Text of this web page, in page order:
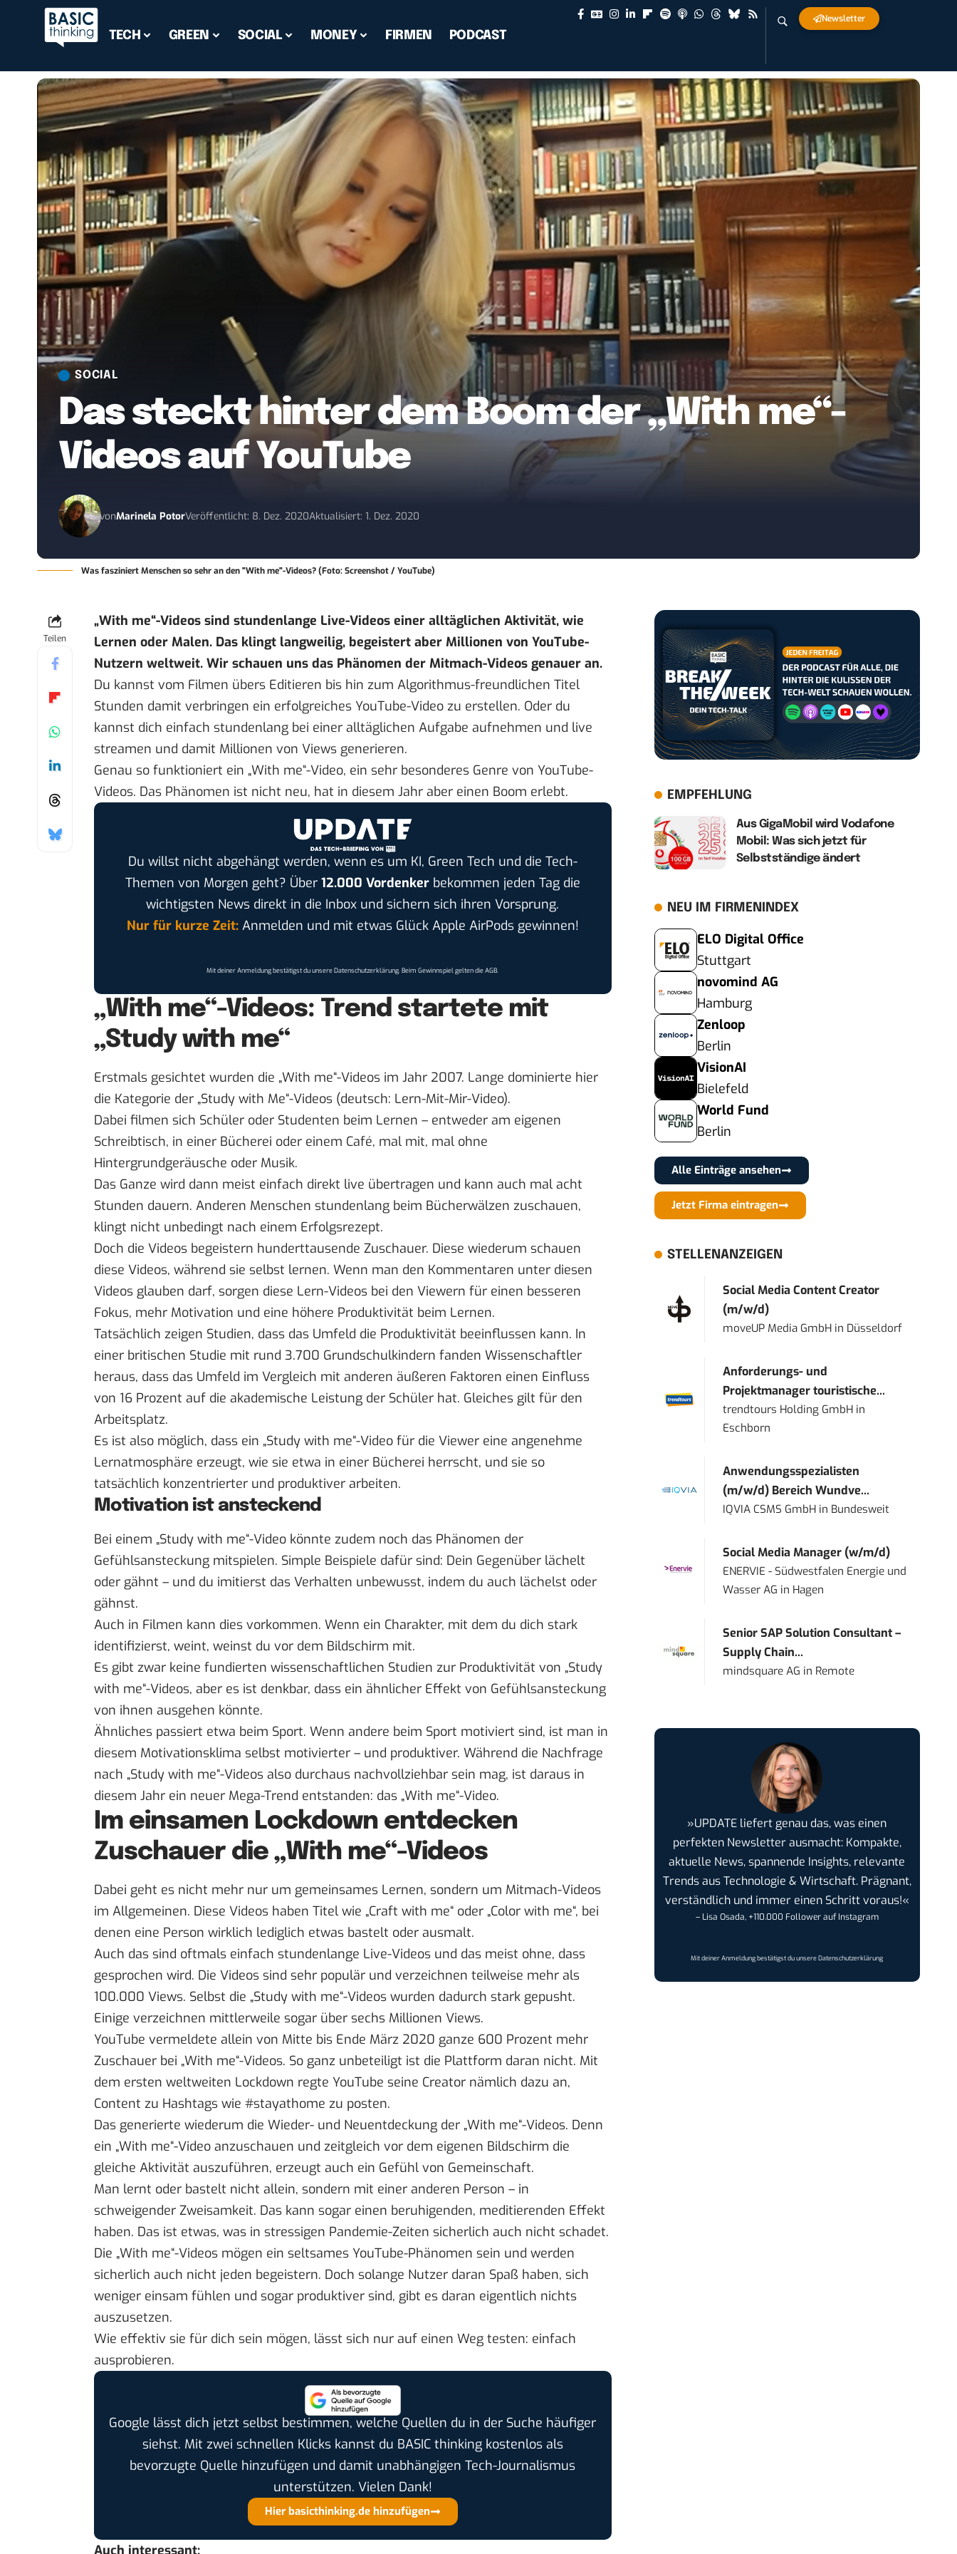
TECH GREEN SOCIAL MONEY FIRMEN PODCAST
Newsletter
SOCIAL
Das steckt hinter dem Boom der „With me“-
Videos auf YouTube
vonMarinela PotorVeröffentlicht: 8. Dez. 2020Aktualisiert: 1. Dez. 2020
Was fasziniert Menschen so sehr an den "With me"-Videos? (Foto: Screenshot / YouTube)
Teilen
„With me“-Videos sind stundenlange Live-Videos einer alltäglichen Aktivität, wie
Lernen oder Malen. Das klingt langweilig, begeistert aber Millionen von YouTube-
Nutzern weltweit. Wir schauen uns das Phänomen der Mitmach-Videos genauer an.
Du kannst vom Filmen übers Editieren bis hin zum Algorithmus-freundlichen Titel
Stunden damit verbringen ein erfolgreiches YouTube-Video zu erstellen. Oder du
kannst dich einfach stundenlang bei einer alltäglichen Aufgabe aufnehmen und live
streamen und damit Millionen von Views generieren.
Genau so funktioniert ein „With me“-Video, ein sehr besonderes Genre von YouTube-
Videos. Das Phänomen ist nicht neu, hat in diesem Jahr aber einen Boom erlebt.
Du willst nicht abgehängt werden, wenn es um KI, Green Tech und die Tech-
Themen von Morgen geht? Über 12.000 Vordenkerbekommen jeden Tag die
wichtigsten News direkt in die Inbox und sichern sich ihren Vorsprung.
Nur für kurze Zeit:Anmelden und mit etwas Glück Apple AirPods gewinnen!
Mit deiner Anmeldung bestätigst du unsereDatenschutzerklärung. Beim Gewinnspiel gelten dieAGB.
„With me“-Videos: Trend startete mit
„Study with me“
Erstmals gesichtet wurden die „With me“-Videos im Jahr 2007. Lange dominierte hier
die Kategorie der „Study with Me“-Videos (deutsch: Lern-Mit-Mir-Video).
Dabei filmen sich Schüler oder Studenten beim Lernen – entweder am eigenen
Schreibtisch, in einer Bücherei oder einem Café, mal mit, mal ohne
Hintergrundgeräusche oder Musik.
Das Ganze wird dann meist einfach direkt live übertragen und kann auch mal acht
Stunden dauern. Anderen Menschen stundenlang beim Bücherwälzen zuschauen,
klingt nicht unbedingt nach einem Erfolgsrezept.
Doch die Videos begeistern hunderttausende Zuschauer. Diese wiederum schauen
diese Videos, während sie selbst lernen. Wenn man den Kommentaren unter diesen
Videos glauben darf, sorgen diese Lern-Videos bei den Viewern für einen besseren
Fokus, mehr Motivation und eine höhere Produktivität beim Lernen.
Tatsächlich zeigen Studien, dass das Umfeld die Produktivität beeinflussen kann. In
einer britischen Studie mit rund 3.700 Grundschulkindern fanden Wissenschaftler
heraus, dass das Umfeld im Vergleich mit anderen äußeren Faktoren einen Einfluss
von 16 Prozent auf die akademische Leistung der Schüler hat. Gleiches gilt für den
Arbeitsplatz.
Es ist also möglich, dass ein „Study with me“-Video für die Viewer eine angenehme
Lernatmosphäre erzeugt, wie sie etwa in einer Bücherei herrscht, und sie so
tatsächlich konzentrierter und produktiver arbeiten.
Motivation ist ansteckend
Bei einem „Study with me“-Video könnte zudem noch das Phänomen der
Gefühlsansteckung mitspielen. Simple Beispiele dafür sind: Dein Gegenüber lächelt
oder gähnt – und du imitierst das Verhalten unbewusst, indem du auch lächelst oder
gähnst.
Auch in Filmen kann dies vorkommen. Wenn ein Charakter, mit dem du dich stark
identifizierst, weint, weinst du vor dem Bildschirm mit.
Es gibt zwar keine fundierten wissenschaftlichen Studien zur Produktivität von „Study
with me“-Videos, aber es ist denkbar, dass ein ähnlicher Effekt von Gefühlsansteckung
von ihnen ausgehen könnte.
Ähnliches passiert etwa beim Sport. Wenn andere beim Sport motiviert sind, ist man in
diesem Motivationsklima selbst motivierter – und produktiver. Während die Nachfrage
nach „Study with me“-Videos also durchaus nachvollziehbar sein mag, ist daraus in
diesem Jahr ein neuer Mega-Trend entstanden: das „With me“-Video.
Im einsamen Lockdown entdecken
Zuschauer die „With me“-Videos
Dabei geht es nicht mehr nur um gemeinsames Lernen, sondern um Mitmach-Videos
im Allgemeinen. Diese Videos haben Titel wie „Craft with me“ oder „Color with me“, bei
denen eine Person wirklich lediglich etwas bastelt oder ausmalt.
Auch das sind oftmals einfach stundenlange Live-Videos und das meist ohne, dass
gesprochen wird. Die Videos sind sehr populär und verzeichnen teilweise mehr als
100.000 Views. Selbst die „Study with me“-Videos wurden dadurch stark gepusht.
Einige verzeichnen mittlerweile sogar über sechs Millionen Views.
YouTube vermeldete allein von Mitte bis Ende März 2020 ganze 600 Prozent mehr
Zuschauer bei „With me“-Videos. So ganz unbeteiligt ist die Plattform daran nicht. Mit
dem ersten weltweiten Lockdown regte YouTube seine Creator nämlich dazu an,
Content zu Hashtags wie #stayathome zu posten.
Das generierte wiederum die Wieder- und Neuentdeckung der „With me“-Videos. Denn
ein „With me“-Video anzuschauen und zeitgleich vor dem eigenen Bildschirm die
gleiche Aktivität auszuführen, erzeugt auch ein Gefühl von Gemeinschaft.
Man lernt oder bastelt nicht allein, sondern mit einer anderen Person – in
schweigender Zweisamkeit. Das kann sogar einen beruhigenden, meditierenden Effekt
haben. Das ist etwas, was in stressigen Pandemie-Zeiten sicherlich auch nicht schadet.
Die „With me“-Videos mögen ein seltsames YouTube-Phänomen sein und werden
sicherlich auch nicht jeden begeistern. Doch solange Nutzer daran Spaß haben, sich
weniger einsam fühlen und sogar produktiver sind, gibt es daran eigentlich nichts
auszusetzen.
Wie effektiv sie für dich sein mögen, lässt sich nur auf einen Weg testen: einfach
ausprobieren.
Google lässt dich jetzt selbst bestimmen, welche Quellen du in der Suche häufiger
siehst. Mit zwei schnellen Klicks kannst du BASIC thinking kostenlos als
bevorzugte Quelle hinzufügen und damit unabhängigen Tech-Journalismus
unterstützen. Vielen Dank!
Hier basicthinking.de hinzufügen
Auch interessant:
EMPFEHLUNG
Aus GigaMobil wird Vodafone
Mobil: Was sich jetzt für
Selbstständige ändert
NEU IM FIRMENINDEX
ELO Digital Office
Stuttgart
novomind AG
Hamburg
Zenloop
Berlin
VisionAI
Bielefeld
World Fund
Berlin
Alle Einträge ansehen
Jetzt Firma eintragen
STELLENANZEIGEN
Social Media Content Creator
(m/w/d)
moveUP Media GmbH in Düsseldorf
Anforderungs- und
Projektmanager touristische...
trendtours Holding GmbH in
Eschborn
Anwendungsspezialisten
(m/w/d) Bereich Wundve...
IQVIA CSMS GmbH in Bundesweit
Social Media Manager (w/m/d)
ENERVIE - Südwestfalen Energie und
Wasser AG in Hagen
Senior SAP Solution Consultant –
Supply Chain...
mindsquare AG in Remote
»UPDATE liefert genau das, was einen
perfekten Newsletter ausmacht: Kompakte,
aktuelle News, spannende Insights, relevante
Trends aus Technologie & Wirtschaft. Prägnant,
verständlich und immer einen Schritt voraus!«
– Lisa Osada, +110.000 Follower auf Instagram
Mit deiner Anmeldung bestätigst du unsereDatenschutzerklärung